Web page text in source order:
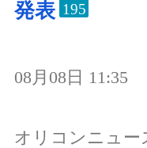
発表 195
08月08日 11:35
オリコンニュー